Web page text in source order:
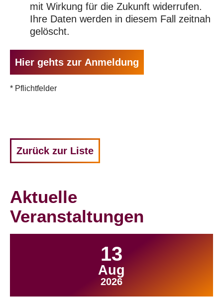
mit Wirkung für die Zukunft widerrufen.
Ihre Daten werden in diesem Fall zeitnah
gelöscht.
Hier gehts zur Anmeldung
Zurück zur Liste
Aktuelle
Veranstaltungen
13
Aug
2026